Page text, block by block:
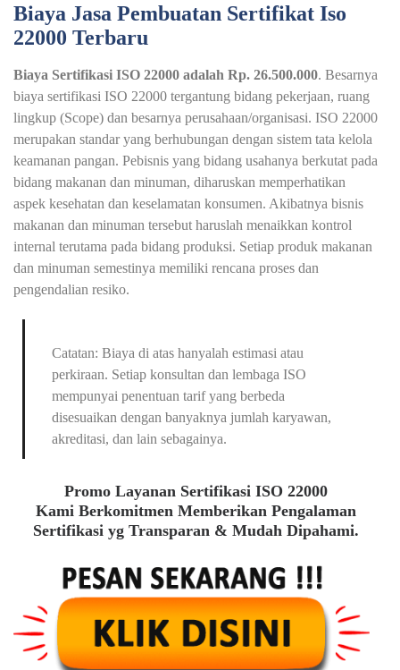
Biaya Jasa Pembuatan Sertifikat Iso
22000 Terbaru
Biaya Sertifikasi ISO 22000 adalah Rp. 26.500.000. Besarnya
biaya sertifikasi ISO 22000 tergantung bidang pekerjaan, ruang
lingkup (Scope) dan besarnya perusahaan/organisasi. ISO 22000
merupakan standar yang berhubungan dengan sistem tata kelola
keamanan pangan. Pebisnis yang bidang usahanya berkutat pada
bidang makanan dan minuman, diharuskan memperhatikan
aspek kesehatan dan keselamatan konsumen. Akibatnya bisnis
makanan dan minuman tersebut haruslah menaikkan kontrol
internal terutama pada bidang produksi. Setiap produk makanan
dan minuman semestinya memiliki rencana proses dan
pengendalian resiko.
Catatan: Biaya di atas hanyalah estimasi atau
perkiraan. Setiap konsultan dan lembaga ISO
mempunyai penentuan tarif yang berbeda
disesuaikan dengan banyaknya jumlah karyawan,
akreditasi, dan lain sebagainya.
Promo Layanan Sertifikasi ISO 22000
Kami Berkomitmen Memberikan Pengalaman
Sertifikasi yg Transparan & Mudah Dipahami.